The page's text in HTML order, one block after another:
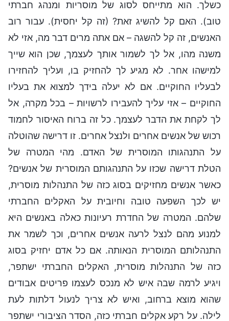
כשלך. הוא מתייחס לסוג של מוסריות ומנהג חברתי
טוב). האם קל להשיג זאת? (זה קל יחסית). עבור רוב
האנשים, זה קל להשגה – אם אתה מרים דבר מה, אזי לא
משנה מהו, אל לך לשמור אותך לעצמך, שכן הוא שייך
למישהו אחר. לא מגיע לך להחזיק בו, ועליך להחזירו
לבעליו החוקיים. אם לא יעלה בידך למצוא את בעליו
החוקיים – אזי עליך להעבירו לרשויות – בכל מקרה, אל
לך לקחת את הדבר לעצמך. כל זה ברוח האיסור לחמוד
רכוש של אנשים אחרים ולנצל אחרים. זו דרישה שהוטלה
על התנהגותו המוסרית של האדם. מהי המטרה של
הטלת דרישה שכזו על התנהגותם המוסרית של אנשים?
כאשר אנשים מחזיקים בסוג כזה של התנהלות מוסרית,
יש לכך השפעה טובה וחיובית על האקלים החברתי
שלהם. המטרה של החדרת רעיונות כאלה באנשים היא
למנוע מהם לנצל לרעה אנשים אחרים, וכך לשמר את
התנהלותם המוסרית הנאותה. אם כל אדם יחזיק בסוג
כזה של התנהלות מוסרית, האקלים החברתי ישתפר,
ויגיע לרמה שבה איש לא מנכס לעצמו פריטים אבודים
שהוא מוצא ברחוב, ואיש לא צריך לנעול דלתות לעת
לילה. על רקע אקלים חברתי כזה, הסדר הציבורי ישתפר